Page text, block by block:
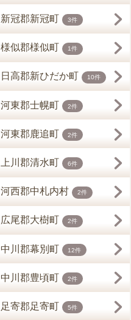
新冠郡新冠町 3件
様似郡様似町 1件
日高郡新ひだか町 10件
河東郡士幌町 2件
河東郡鹿追町 2件
上川郡清水町 6件
河西郡中札内村 2件
広尾郡大樹町 2件
中川郡幕別町 12件
中川郡豊頃町 2件
足寄郡足寄町 5件